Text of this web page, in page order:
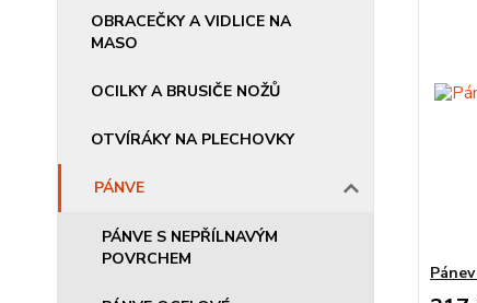
OBRACEČKY A VIDLICE NA
MASO
OCILKY A BRUSIČE NOŽŮ
OTVÍRÁKY NA PLECHOVKY
PÁNVE
PÁNVE S NEPŘÍLNAVÝM
POVRCHEM